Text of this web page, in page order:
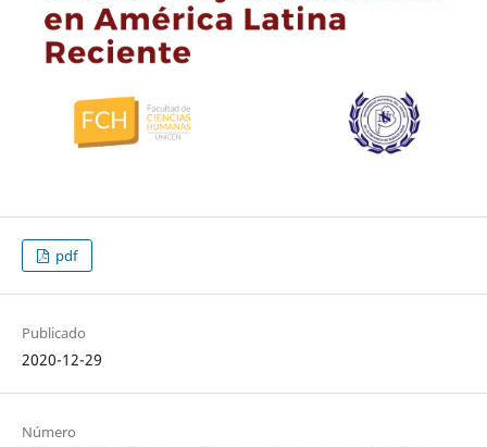
pdf
Publicado
2020-12-29
Número